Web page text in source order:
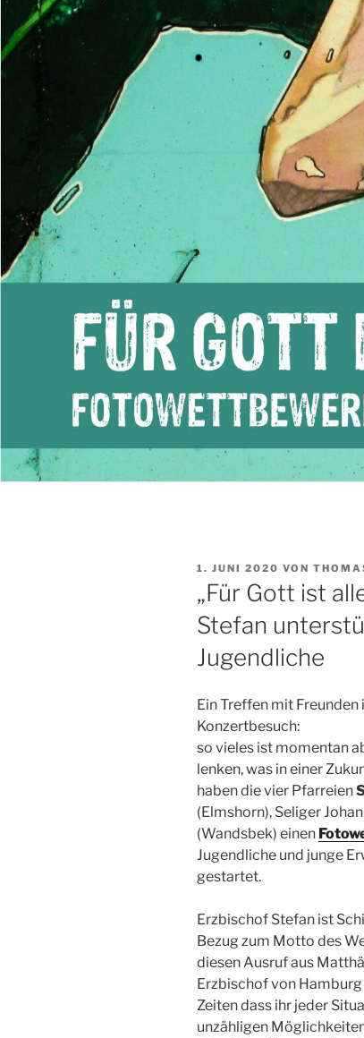
VERÖFFENTLICHT
AM
1. JUNI 2020 VON
„Für Gott ist
Stefan
Jugendliche
Ein Treffen mit
Konzertbesuch:
so vieles ist momentan
lenken, was in einer
haben die vier Pfarreien
(Elmshorn), Seliger
(Wandsbek) einen
Jugendliche und junge
gestartet.
Erzbischof Stefan ist
Bezug zum Motto des
diesen Ausruf aus
Erzbischof von
Zeiten dass ihr jeder
unzähligen